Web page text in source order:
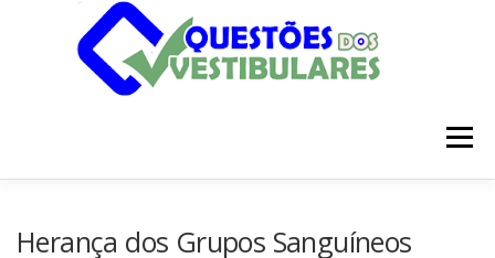
Menu
Herança dos Grupos Sanguíneos